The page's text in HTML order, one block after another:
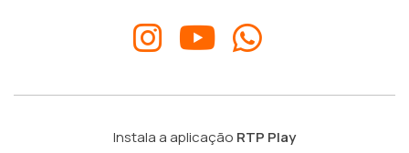
Instala a aplicação RTP Play